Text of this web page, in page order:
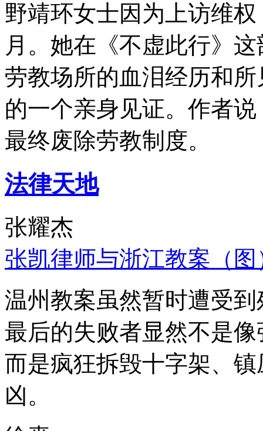
野靖环女士因为上访维
月。她在《不虚此行》
劳教场所的血泪经历和
的一个亲身见证。作者
最终废除劳教制度。
法律天地
张耀杰
张凯律师与浙江教案（图
温州教案虽然暂时遭受
最后的失败者显然不是
而是疯狂拆毁十字架、
凶。